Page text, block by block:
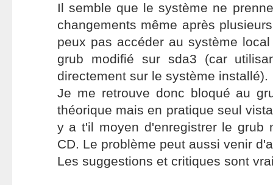
Il semble que le système ne
changements même après
peux pas accéder au système
grub modifié sur sda3 (car
directement sur le système installé).
Je me retrouve donc bloqué au
théorique mais en pratique seul
y a t'il moyen d'enregistrer le grub
CD. Le problème peut aussi venir
Les suggestions et critiques sont